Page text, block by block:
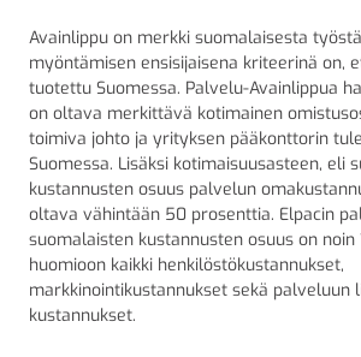
Avainlippu on merkki suomalaisesta
myöntämisen ensisijaisena kriteerinä on,
tuotettu Suomessa. Palvelu-Avainlippua
on oltava merkittävä kotimainen
toimiva johto ja yrityksen pääkonttorin
Suomessa. Lisäksi kotimaisuusasteen, eli
kustannusten osuus palvelun
oltava vähintään 50 prosenttia. Elpacin
suomalaisten kustannusten osuus on
huomioon kaikki henkilöstökustannukset,
markkinointikustannukset sekä
kustannukset.